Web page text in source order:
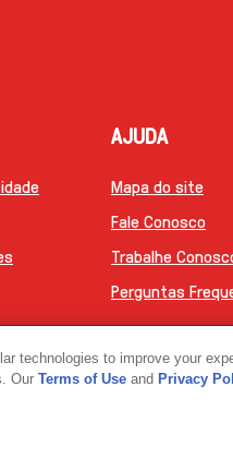
AJUDA
Mapa do site
Fale Conosco
Trabalhe
Perguntas
The Magnum Ice Cream
technologies to improve your
Our Terms of Use and Privacy